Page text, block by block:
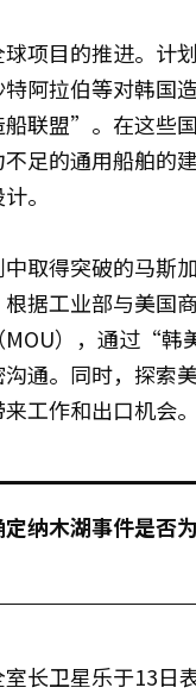
项目的推进。计
阿拉伯等对韩国
联盟”。在这些
足的通用船舶的
。
取得突破的马斯
据工业部与美国
MOU），通过“韩
通。同时，探索
工作和出口机会。
纳木湖事件是否
长卫星乐于13日